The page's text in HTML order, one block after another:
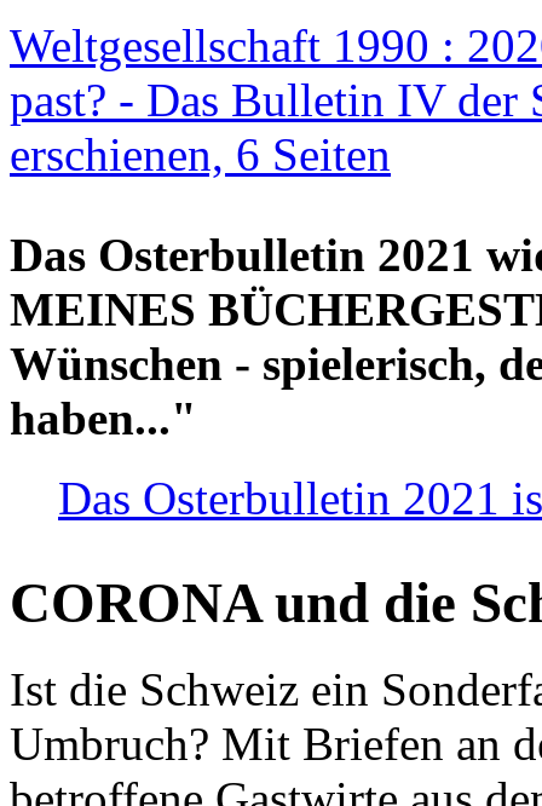
Weltgesellschaft 1990 :
past? - Das Bulletin IV der
erschienen, 6 Seiten
Das Osterbulletin 2021
MEINES
Wünschen - spielerisch,
haben..."
Das Osterbulletin 2021
CORONA und die
Ist die Schweiz ein
Umbruch? Mit Briefen an